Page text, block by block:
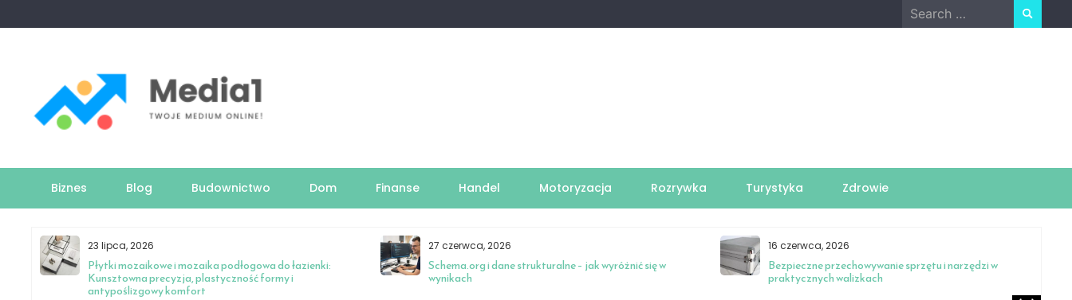
to
Search
for:
Biznes Blog Budownictwo Dom Finanse Handel Motoryzacja Rozrywka Turystyka Zdrowie
23 lipca, 2026
Płytki mozaikowe i mozaika podłogowa do łazienki:
Kunsztowna precyzja, plastyczność formy i
antypoślizgowy komfort
27 czerwca, 2026
Schema.org i dane strukturalne – jak wyróżnić się w
wynikach
16 czerwca, 2026
Bezpieczne przechowywanie sprzętu i narzędzi w
praktycznych walizkach